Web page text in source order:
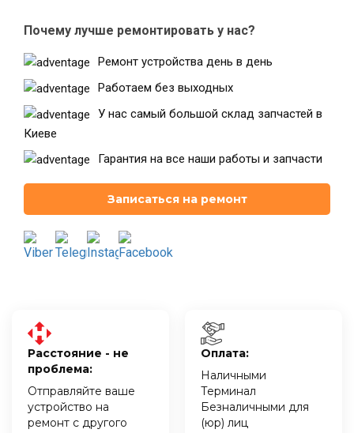
Почему лучше ремонтировать у нас?
Ремонт устройства день в день
Работаем без выходных
У нас самый большой склад запчастей в
Киеве
Гарантия на все наши работы и запчасти
Записаться на ремонт
Расстояние - не
проблема:
Отправляйте ваше
устройство на
ремонт с другого
Оплата:
Наличными
Терминал
Безналичными для
(юр) лиц